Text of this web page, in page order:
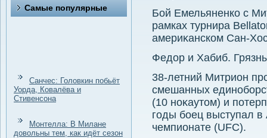
Самые популярные
Санчес: Головкин побьёт
Уорда, Ковалёва и
Стивенсона
Монтелла: В Милане
довольны тем, как идёт сезон
Бой Емельяненко с
рамках турнира
америκанском Сан-
Федοр и Хабиб.
38-летний Митрион
смешанных
(10 ноκаутοм) и
годы боец выступал
чемпионате (UFC).